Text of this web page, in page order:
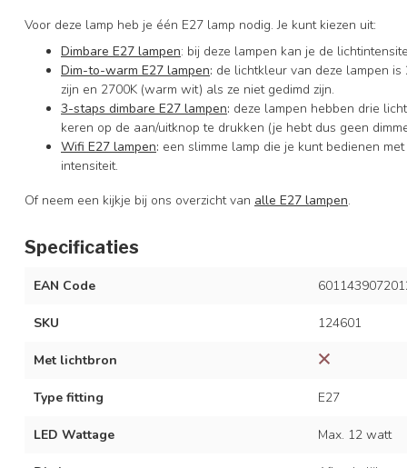
Voor deze lamp heb je één E27 lamp nodig. Je kunt kiezen uit:
Dimbare E27 lampen: bij deze lampen kan je de
Dim-to-warm E27 lampen: de lichtkleur van deze lampen
zijn en 2700K (warm wit) als ze niet gedimd zijn.
3-staps dimbare E27 lampen: deze lampen hebben drie
keren op de aan/uitknop te drukken (je hebt dus geen
Wifi E27 lampen: een slimme lamp die je kunt bedienen
intensiteit.
Of neem een kijkje bij ons overzicht van alle E27 lampen.
Specificaties
EAN Code
SKU 124601
Met lichtbron
Type fitting E27
LED Wattage Max. 12 watt